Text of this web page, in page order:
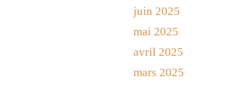
juin 2025
mai 2025
avril 2025
mars 2025